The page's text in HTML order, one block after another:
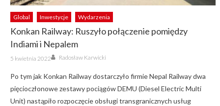
Global Inwestycje Wydarzenia
Konkan Railway: Ruszyło połączenie pomiędzy
Indiami i Nepalem
Posted
on
5 kwietnia 2022 Author
Radosław Karwicki
Po tym jak Konkan Railway dostarczyło firmie Nepal Railway dwa
pięcioczłonowe zestawy pociągów DEMU (Diesel Electric Multi
Unit) nastąpiło rozpoczęcie obsługi transgranicznych usług